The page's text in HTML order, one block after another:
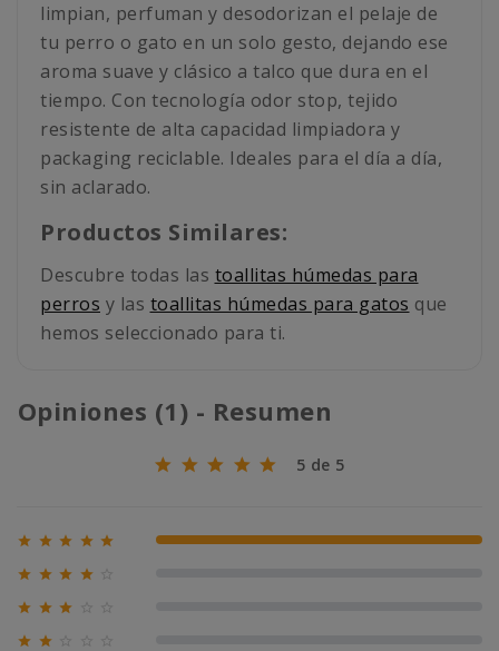
limpian, perfuman y desodorizan el pelaje de
tu perro o gato en un solo gesto, dejando ese
aroma suave y clásico a talco que dura en el
tiempo. Con tecnología odor stop, tejido
resistente de alta capacidad limpiadora y
packaging reciclable. Ideales para el día a día,
sin aclarado.
Productos Similares:
Descubre todas las toallitas húmedas para
perros y las toallitas húmedas para gatos que
hemos seleccionado para ti.
Opiniones (1) - Resumen
5 de 5
     100% (1)
   
  
 